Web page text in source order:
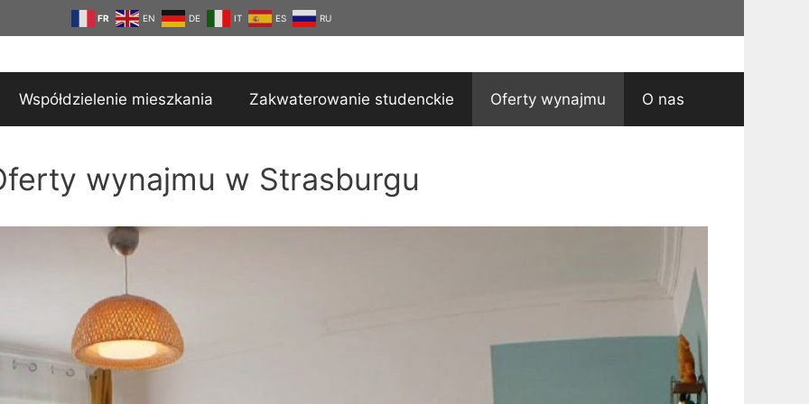
FR EN DE IT ES RU
Współdzielenie mieszkania Zakwaterowanie studenckie Oferty wynajmu O nas
wynajmu w Strasburgu